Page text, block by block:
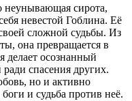
неунывающая сирота,
невестой Гоблина. Её
сложной судьбы. Из
она превращается в
осознанный
спасения других.
но и активно
боги и судьба против неё.